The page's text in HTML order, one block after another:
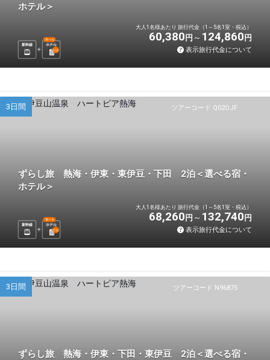
ホテル＞
新幹線 ホテル
選べる
2泊
大人1名様あたり 旅行代金（1～5名1室・税込）
60,380 円 124,860 円
表示旅行代金について
ツアーコード Q02OJF
3日間
ずらし旅 熱海・伊東・東伊豆・下田 2泊＜選べる宿・
ホテル＞
新幹線 ホテル
選べる
2泊
大人1名様あたり 旅行代金（1～5名1室・税込）
68,260 円 132,740 円
表示旅行代金について
ツアーコード N96875
3日間
ずらし旅 熱海・伊東・下田・東伊豆 2泊＜選べる宿・